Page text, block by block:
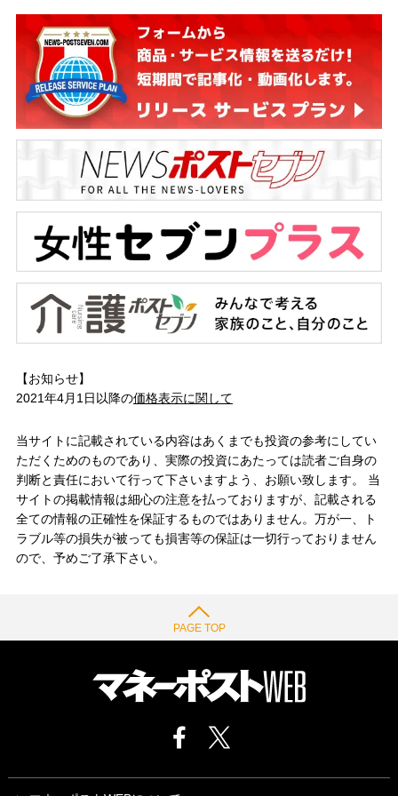
【お知らせ】
2021年4月1日以降の価格表示に関して
当サイトに記載されている内容はあくまでも投資の参考にしてい
ただくためのものであり、実際の投資にあたっては読者ご自身の
判断と責任において行って下さいますよう、お願い致します。 当
サイトの掲載情報は細心の注意を払っておりますが、記載される
全ての情報の正確性を保証するものではありません。万が一、ト
ラブル等の損失が被っても損害等の保証は一切行っておりません
ので、予めご了承下さい。
PAGE TOP